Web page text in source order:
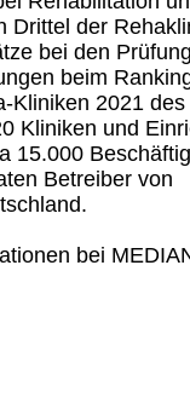
Drittel der
bei den
beim
Kliniken 2021
Kliniken und
15.000
Betreiber von
bei